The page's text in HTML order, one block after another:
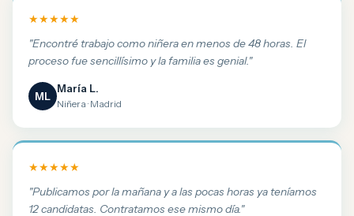
★★★★★
"Encontré trabajo como niñera en menos de 48 horas. El
proceso fue sencillísimo y la familia es genial."
ML
María L.
Niñera · Madrid
★★★★★
"Publicamos por la mañana y a las pocas horas ya teníamos
12 candidatas. Contratamos ese mismo día."